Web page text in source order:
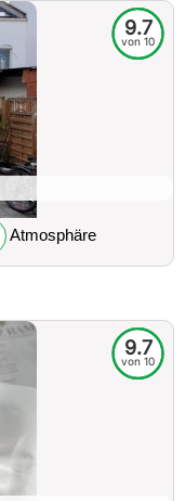
9.7
von 10
Atmosphäre
9.7
von 10